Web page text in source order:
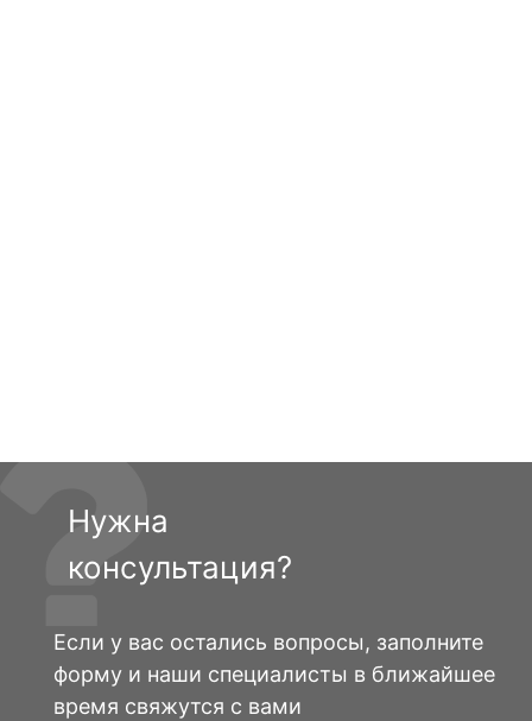
Нужна
консультация?
Если у вас остались вопросы, заполните
форму и наши специалисты в ближайшее
время свяжутся с вами